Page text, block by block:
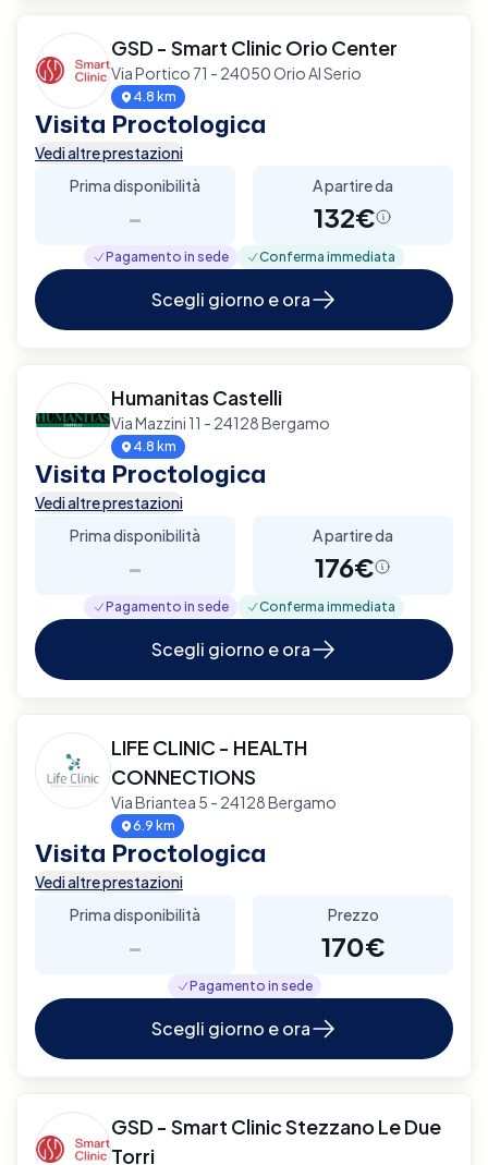
GSD - Smart Clinic Orio Center
Via Portico 71 - 24050 Orio Al Serio
4.8 km
Visita Proctologica
Vedi altre prestazioni
Prima disponibilità
-
A partire da
132€
Pagamento in sede Conferma immediata
Scegli giorno e ora
Humanitas Castelli
Via Mazzini 11 - 24128 Bergamo
4.8 km
Visita Proctologica
Vedi altre prestazioni
Prima disponibilità
-
A partire da
176€
Pagamento in sede Conferma immediata
Scegli giorno e ora
LIFE CLINIC - HEALTH
CONNECTIONS
Via Briantea 5 - 24128 Bergamo
6.9 km
Visita Proctologica
Vedi altre prestazioni
Prima disponibilità
-
Prezzo
170€
Pagamento in sede
Scegli giorno e ora
GSD - Smart Clinic Stezzano Le Due
Torri